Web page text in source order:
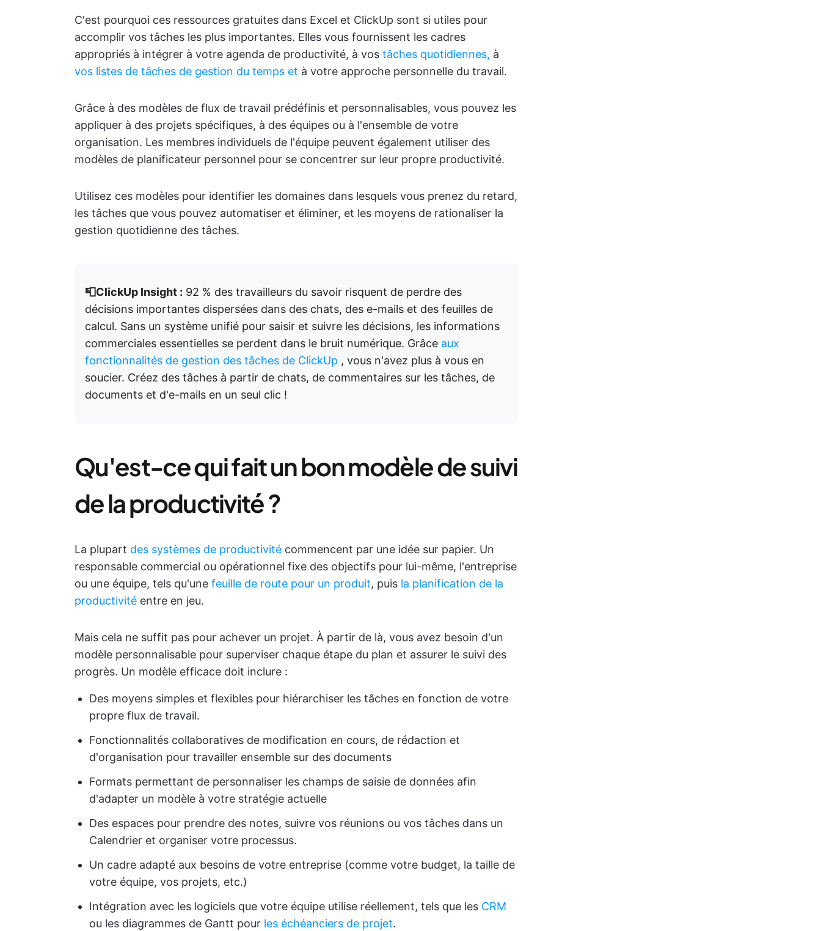
C'est pourquoi ces ressources gratuites dans Excel et ClickUp sont si utiles pour
accomplir vos tâches les plus importantes. Elles vous fournissent les cadres
appropriés à intégrer à votre agenda de productivité, à vos tâches quotidiennes, à
vos listes de tâches de gestion du temps et à votre approche personnelle du travail.
Grâce à des modèles de flux de travail prédéfinis et personnalisables, vous pouvez les
appliquer à des projets spécifiques, à des équipes ou à l'ensemble de votre
organisation. Les membres individuels de l'équipe peuvent également utiliser des
modèles de planificateur personnel pour se concentrer sur leur propre productivité.
Utilisez ces modèles pour identifier les domaines dans lesquels vous prenez du retard,
les tâches que vous pouvez automatiser et éliminer, et les moyens de rationaliser la
gestion quotidienne des tâches.
📮ClickUp Insight : 92 % des travailleurs du savoir risquent de perdre des
décisions importantes dispersées dans des chats, des e-mails et des feuilles de
calcul. Sans un système unifié pour saisir et suivre les décisions, les informations
commerciales essentielles se perdent dans le bruit numérique. Grâce aux
fonctionnalités de gestion des tâches de ClickUp , vous n'avez plus à vous en
soucier. Créez des tâches à partir de chats, de commentaires sur les tâches, de
documents et d'e-mails en un seul clic !
Qu'est-ce qui fait un bon modèle de suivi
de la productivité ?
La plupart des systèmes de productivité commencent par une idée sur papier. Un
responsable commercial ou opérationnel fixe des objectifs pour lui-même, l'entreprise
ou une équipe, tels qu'une feuille de route pour un produit, puis la planification de la
productivité entre en jeu.
Mais cela ne suffit pas pour achever un projet. À partir de là, vous avez besoin d'un
modèle personnalisable pour superviser chaque étape du plan et assurer le suivi des
progrès. Un modèle efficace doit inclure :
Des moyens simples et flexibles pour hiérarchiser les tâches en fonction de votre
propre flux de travail.
Fonctionnalités collaboratives de modification en cours, de rédaction et
d'organisation pour travailler ensemble sur des documents
Formats permettant de personnaliser les champs de saisie de données afin
d'adapter un modèle à votre stratégie actuelle
Des espaces pour prendre des notes, suivre vos réunions ou vos tâches dans un
Calendrier et organiser votre processus.
Un cadre adapté aux besoins de votre entreprise (comme votre budget, la taille de
votre équipe, vos projets, etc.)
Intégration avec les logiciels que votre équipe utilise réellement, tels que les CRM
ou les diagrammes de Gantt pour les échéanciers de projet.